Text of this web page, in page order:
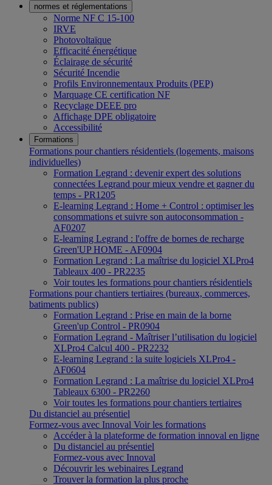
normes et réglementations
Norme NF C 15-100
IRVE
Photovoltaïque
Efficacité énergétique
Éclairage de sécurité
Sécurité Incendie
Profils Environnementaux Produits (PEP)
Marquage CE certification NF
Recyclage DEEE pro
Affichage DPE obligatoire
Accessibilité
Formations
Formations pour chantiers résidentiels (logements, maisons
individuelles)
Formation Legrand : devenir expert des solutions
connectées Legrand pour mieux vendre et gagner du
temps - PR1205
E-learning Legrand : Home + Control : optimiser les
consommations et suivre son autoconsommation -
AF0207
E-learning Legrand : l'offre de bornes de recharge
Green'UP HOME - AF0904
Formation Legrand : La maîtrise du logiciel XLPro4
Tableaux 400 - PR2235
Voir toutes les formations pour chantiers résidentiels
Formations pour chantiers tertiaires (bureaux, commerces,
batiments publics)
Formation Legrand : Prise en main de la borne
Green'up Control - PR0904
Formation Legrand - Maîtriser l’utilisation du logiciel
XLPro4 Calcul 400 - PR2232
E-learning Legrand : la suite logiciels XLPro4 -
AF0604
Formation Legrand : La maîtrise du logiciel XLPro4
Tableaux 6300 - PR2260
Voir toutes les formations pour chantiers tertiaires
Du distanciel au présentiel
Formez-vous avec Innoval Voir les formations
Accéder à la plateforme de formation innoval en ligne
Du distanciel au présentiel
Formez-vous avec Innoval
Découvrir les webinaires Legrand
Trouver la formation la plus proche